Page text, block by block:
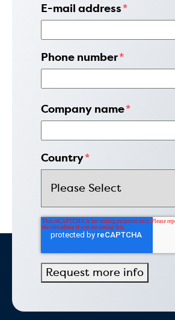
E-mail address*
Phone number*
Company name*
Country*